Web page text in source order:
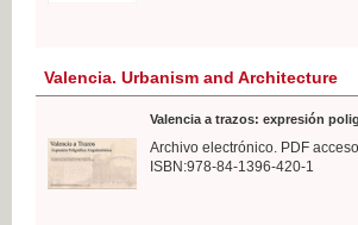
Valencia. Urbanism and Architecture
Valencia a trazos: expresión
Archivo electrónico. PDF
ISBN:978-84-1396-420-1